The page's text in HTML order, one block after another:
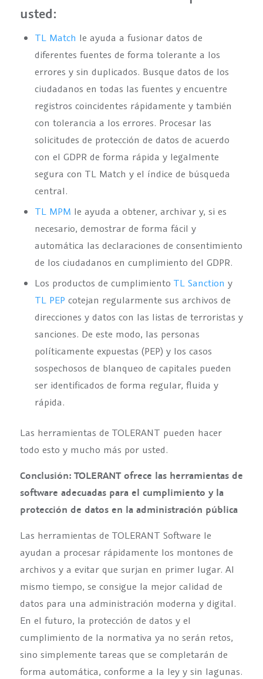
usted:
TL Match le ayuda a fusionar datos de
diferentes fuentes de forma tolerante a los
errores y sin duplicados. Busque datos de los
ciudadanos en todas las fuentes y encuentre
registros coincidentes rápidamente y también
con tolerancia a los errores. Procesar las
solicitudes de protección de datos de acuerdo
con el GDPR de forma rápida y legalmente
segura con TL Match y el índice de búsqueda
central.
TL MPM le ayuda a obtener, archivar y, si es
necesario, demostrar de forma fácil y
automática las declaraciones de consentimiento
de los ciudadanos en cumplimiento del GDPR.
Los productos de cumplimiento TL Sanction y
TL PEP cotejan regularmente sus archivos de
direcciones y datos con las listas de terroristas y
sanciones. De este modo, las personas
políticamente expuestas (PEP) y los casos
sospechosos de blanqueo de capitales pueden
ser identificados de forma regular, fluida y
rápida.
Las herramientas de TOLERANT pueden hacer
todo esto y mucho más por usted.
Conclusión: TOLERANT ofrece las herramientas de
software adecuadas para el cumplimiento y la
protección de datos en la administración pública
Las herramientas de TOLERANT Software le
ayudan a procesar rápidamente los montones de
archivos y a evitar que surjan en primer lugar. Al
mismo tiempo, se consigue la mejor calidad de
datos para una administración moderna y digital.
En el futuro, la protección de datos y el
cumplimiento de la normativa ya no serán retos,
sino simplemente tareas que se completarán de
forma automática, conforme a la ley y sin lagunas.